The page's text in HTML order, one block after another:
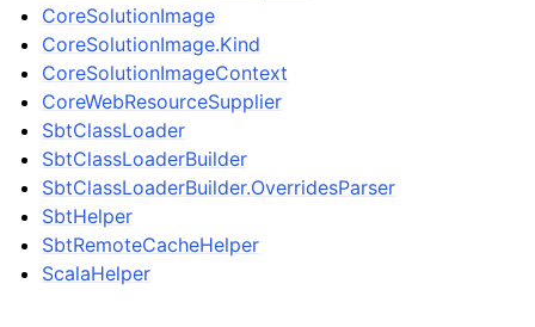
CoreSolutionImage
CoreSolutionImage.Kind
CoreSolutionImageContext
CoreWebResourceSupplier
SbtClassLoader
SbtClassLoaderBuilder
SbtClassLoaderBuilder.OverridesParser
SbtHelper
SbtRemoteCacheHelper
ScalaHelper